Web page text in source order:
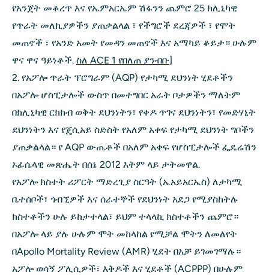
የአንጀት መቆረጥ እና የኤምአርኤም ሽፋንን ጨምሮ 25 ክሊኒካዊ
የጥራት መለኪያዎችን ያጠቃልላል ፣ የችግሮች ደረጃዎች ፣ የሞት
መጠኖች ፣ የአንድ አመት የመዳን መጠኖች እና አማካይ ቆይታ። ሁሉም
ዋና ዋና ዓይነቶች. ስለ ACE 1 የበለጠ ያንብቡ]
2. የአፖሎ ጥራት ፕሮግራም (AQP) የታካሚ ደህንነት ሂደቶችን
በአፖሎ ሆስፒታሎች ውስጥ በመተግበር አራት ቦታዎችን ማለትም
በክሊኒካዊ ርክክብ ወቅት ደህንነትን፣ የቀዶ ጥገና ደህንነትን፣ የመድሃኒት
ደህንነትን እና የጄሲአይ ስድስት የአለም አቀፍ የታካሚ ደህንነት ግቦችን
ያጠቃልላል። የ AQP ውጤቶች በአለም አቀፍ የሆስፒታሎች ፌዴሬሽን
ኦፊሴላዊ መጽሔት በሰኔ 2012 እትም ላይ ታትመዋል.
የአፖሎ ክስተት ሪፖርት ማድረጊያ ስርዓት (ኤአይአርኤስ) ለታካሚ
ቤተሰቦች፣ ጎብኚዎች እና ሰራተኞች የደህንነት አደጋ የሚያስከትሉ
ክስተቶችን ሁሉ ይከታተላል፣ ይህም ተላላኪ ክስተቶችን ጨምሮ።
በአፖሎ ላይ ያሉ ሁሉም ሞት መከላከል የሚቻል ሞትን ለመለየት
በApollo Mortality Review (AMR) ሂደት በአቻ ይገመገማሉ።
አፖሎ ወሳኝ ፖሊሲዎች፣ እቅዶች እና ሂደቶች (ACPPP) በሁሉም